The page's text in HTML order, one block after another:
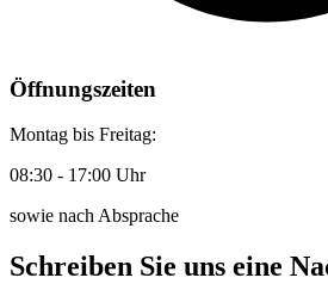
Öffnungszeiten
Montag bis Freitag:
08:30 - 17:00 Uhr
sowie nach Absprache
Schreiben Sie uns eine